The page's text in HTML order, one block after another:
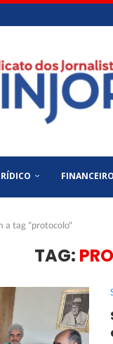
FINANCEIRO
a tag "protocolo"
TAG: